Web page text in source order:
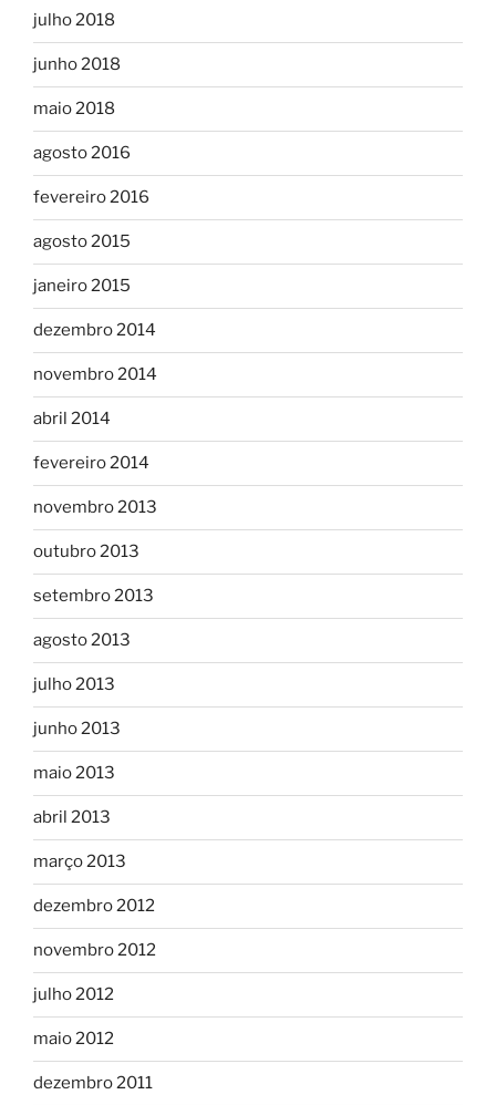
julho 2018
junho 2018
maio 2018
agosto 2016
fevereiro 2016
agosto 2015
janeiro 2015
dezembro 2014
novembro 2014
abril 2014
fevereiro 2014
novembro 2013
outubro 2013
setembro 2013
agosto 2013
julho 2013
junho 2013
maio 2013
abril 2013
março 2013
dezembro 2012
novembro 2012
julho 2012
maio 2012
dezembro 2011